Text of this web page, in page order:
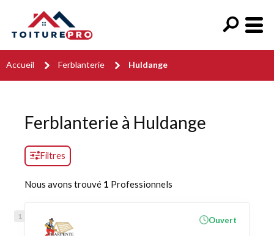
Accueil Ferblanterie Huldange
Ferblanterie à Huldange
Filtres
Nous avons trouvé 1 Professionnels
Ouvert